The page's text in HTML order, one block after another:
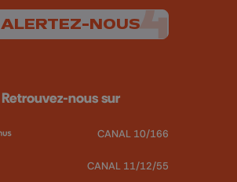
ALERTEZ-NOUS
Retrouvez-nous sur
CANAL 10/166
CANAL 11/12/55